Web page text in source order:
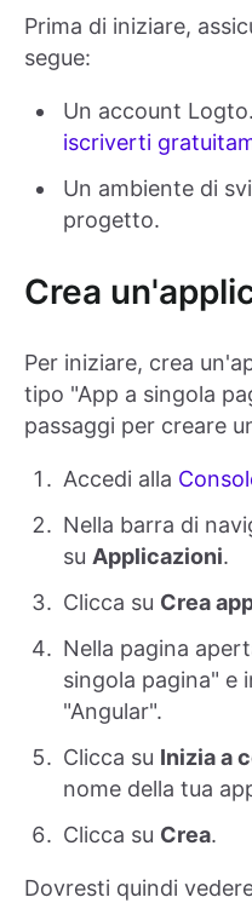
Prima di iniziare,
segue:
Un account
iscriverti
Un ambiente di
progetto.
Crea
Per iniziare, crea
tipo "App a singola
passaggi per creare
Accedi alla
Nella barra di
su Applicazioni.
Clicca su Crea
Nella pagina
singola pagina" e
"Angular".
Clicca su Inizia a
nome della tua
Clicca su Crea.
Dovresti quindi